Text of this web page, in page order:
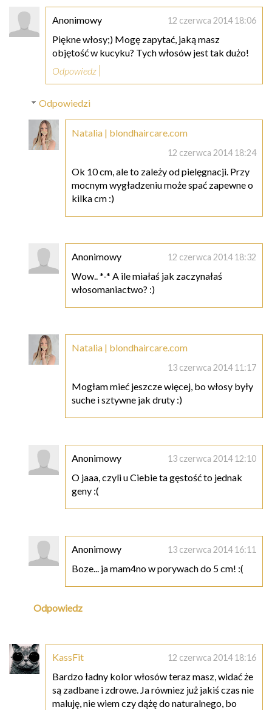
Anonimowy 12 czerwca 2014 18:06
Piękne włosy;) Mogę zapytać, jaką masz
objętość w kucyku? Tych włosów jest tak dużo!
Odpowiedz
Odpowiedzi
Natalia | blondhaircare.com
12 czerwca 2014 18:24
Ok 10 cm, ale to zależy od pielęgnacji. Przy
mocnym wygładzeniu może spać zapewne o
kilka cm :)
Anonimowy 12 czerwca 2014 18:32
Wow.. *-* A ile miałaś jak zaczynałaś
włosomaniactwo? :)
Natalia | blondhaircare.com
13 czerwca 2014 11:17
Mogłam mieć jeszcze więcej, bo włosy były
suche i sztywne jak druty :)
Anonimowy 13 czerwca 2014 12:10
O jaaa, czyli u Ciebie ta gęstość to jednak
geny :(
Anonimowy 13 czerwca 2014 16:11
Boze... ja mam4no w porywach do 5 cm! :(
Odpowiedz
KassFit 12 czerwca 2014 18:16
Bardzo ładny kolor włosów teraz masz, widać że
są zadbane i zdrowe. Ja równiez już jakiś czas nie
maluję, nie wiem czy dążę do naturalnego, bo